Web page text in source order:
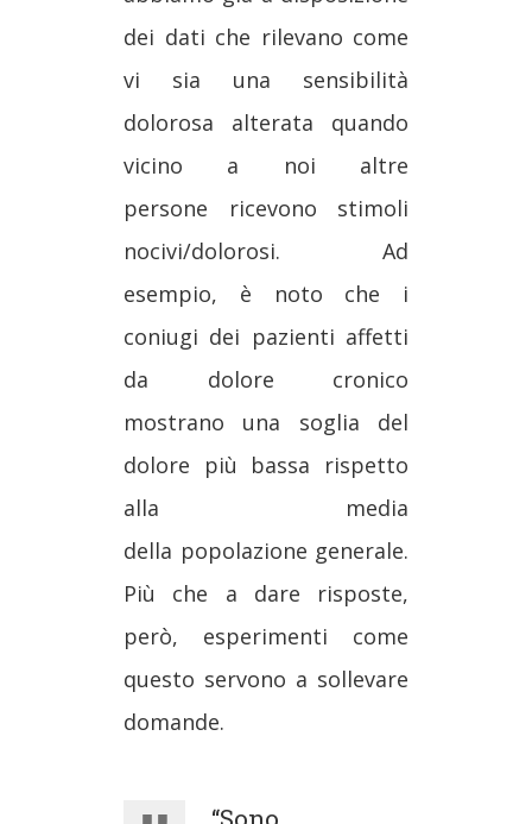
dei dati che rilevano come
vi sia una sensibilità
dolorosa alterata quando
vicino a noi altre
persone ricevono stimoli
nocivi/dolorosi. Ad
esempio, è noto che i
coniugi dei pazienti affetti
da dolore cronico
mostrano una soglia del
dolore più bassa rispetto
alla media
della popolazione generale.
Più che a dare risposte,
però, esperimenti come
questo servono a sollevare
domande.